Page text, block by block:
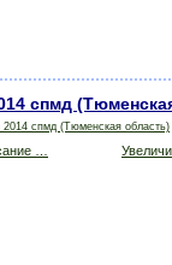
спмд
…